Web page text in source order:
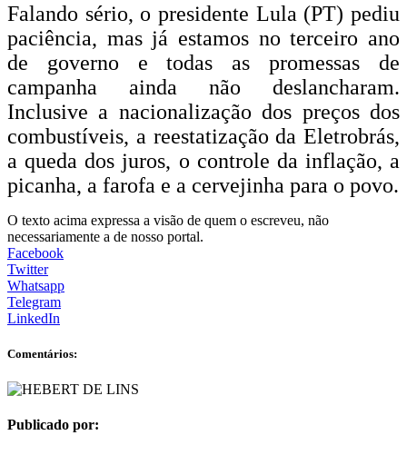
Falando sério, o presidente Lula (PT) pediu
paciência, mas já estamos no terceiro ano
de governo e todas as promessas de
campanha ainda não deslancharam.
Inclusive a nacionalização dos preços dos
combustíveis, a reestatização da Eletrobrás,
a queda dos juros, o controle da inflação, a
picanha, a farofa e a cervejinha para o povo.
O texto acima expressa a visão de quem o escreveu, não
necessariamente a de nosso portal.
Facebook
Twitter
Whatsapp
Telegram
LinkedIn
Comentários:
Publicado por: